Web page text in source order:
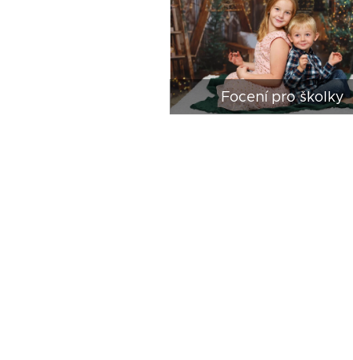
Focení pro školky